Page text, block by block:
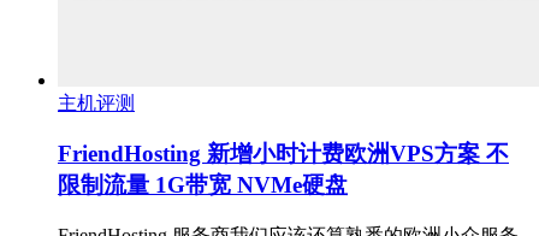
主机评测
FriendHosting 新增小时计费欧洲VPS方案 不
限制流量 1G带宽 NVMe硬盘